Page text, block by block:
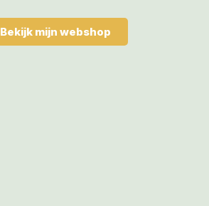
Bekijk mijn webshop